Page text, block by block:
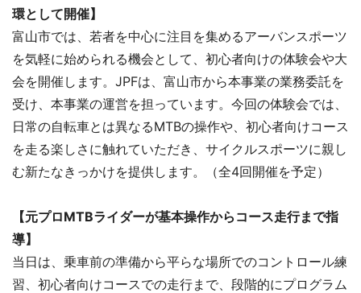
環として開催】
富山市では、若者を中心に注目を集めるアーバンスポーツ
を気軽に始められる機会として、初心者向けの体験会や大
会を開催します。JPFは、富山市から本事業の業務委託を
受け、本事業の運営を担っています。今回の体験会では、
日常の自転車とは異なるMTBの操作や、初心者向けコース
を走る楽しさに触れていただき、サイクルスポーツに親し
む新たなきっかけを提供します。（全4回開催を予定）
【元プロMTBライダーが基本操作からコース走行まで指
導】
当日は、乗車前の準備から平らな場所でのコントロール練
習、初心者向けコースでの走行まで、段階的にプログラム